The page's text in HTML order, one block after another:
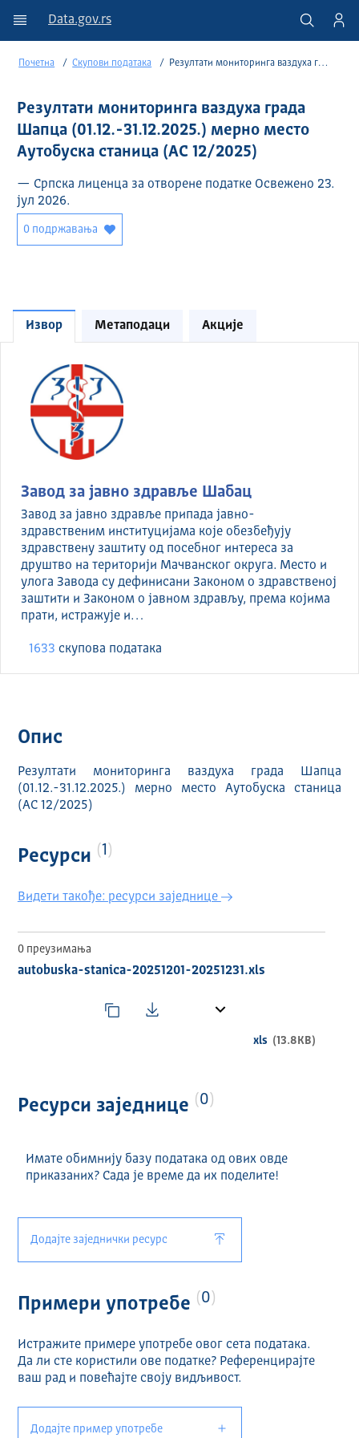
Data.gov.rs
Почетна Скупови података Резултати мониторинга ваздуха града Шапца (01.12.-31.12.2025.) мерно место Аутобуска станица (АС 12/2025)
Резултати мониторинга ваздуха града
Шапца (01.12.-31.12.2025.) мерно место
Аутобуска станица (АС 12/2025)
— Српска лиценца за отворене податке Освежено 23.
јул 2026.
0 подржавања
Извор Метаподаци Акције
Завод за јавно здравље Шабац
Завод за јавно здравље припада јавно-
здравственим институцијама које обезбеђују
здравствену заштиту од посебног интереса за
друштво на територији Мачванског округа. Место и
улога Завода су дефинисани Законом о здравственој
заштити и Законом о јавном здрављу, према којима
прати, истражује и…
1633 скуповa података
Опис
Резултати мониторинга ваздуха града Шапца
(01.12.-31.12.2025.) мерно место Аутобуска станица
(АС 12/2025)
Ресурси 1
Видети такође: ресурси заједнице
0 преузимања
autobuska-stanica-20251201-20251231.xls
xls (13.8KB)
Ресурси заједнице 0
Имате обимнију базу података од ових овде
приказаних? Сада је време да их поделите!
Додајте заједнички ресурс
Примери употребе 0
Истражите примере употребе овог сета података.
Да ли сте користили ове податке? Референцирајте
ваш рад и повећајте своју видљивост.
Додајте пример употребе